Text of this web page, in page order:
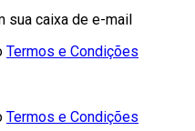
sua caixa de e-mail
Termos e Condições
Termos e Condições